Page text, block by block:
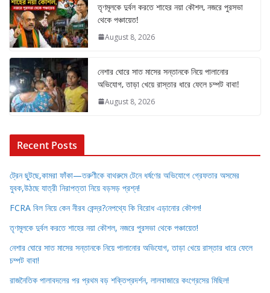
তৃণমূলকে দুর্বল করতে শাহের নয়া কৌশল, নজরে পুরসভা
থেকে পঞ্চায়েত!
August 8, 2026
নেশার ঘোরে সাত মাসের সন্তানকে নিয়ে পালানোর
অভিযোগ, তাড়া খেয়ে রাস্তার ধারে ফেলে চম্পট বাবা!
August 8, 2026
Recent Posts
ট্রেন ছুটছে,কামরা ফাঁকা—তরুণীকে বাথরুমে টেনে ধর্ষণের অভিযোগে গ্রেফতার অসমের
যুবক,উঠছে যাত্রী নিরাপত্তা নিয়ে বড়সড় প্রশ্ন!
FCRA বিল নিয়ে কেন নীরব কেন্দ্র?নেপথ্যে কি বিরোধ এড়ানোর কৌশল!
তৃণমূলকে দুর্বল করতে শাহের নয়া কৌশল, নজরে পুরসভা থেকে পঞ্চায়েত!
নেশার ঘোরে সাত মাসের সন্তানকে নিয়ে পালানোর অভিযোগ, তাড়া খেয়ে রাস্তার ধারে ফেলে
চম্পট বাবা!
রাজনৈতিক পালাবদলের পর প্রথম বড় শক্তিপ্রদর্শন, লালবাজারে কংগ্রেসের মিছিল!